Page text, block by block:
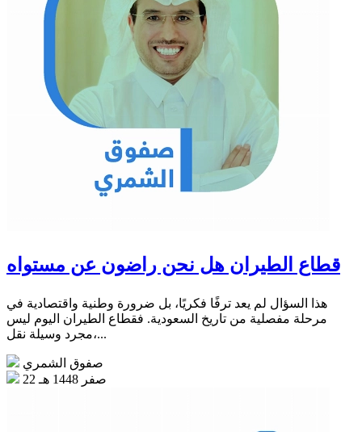
قطاع الطيران هل نحن راضون عن مستواه
هذا السؤال لم يعد ترفًا فكريًا، بل ضرورة وطنية واقتصادية في
مرحلة مفصلية من تاريخ السعودية. فقطاع الطيران اليوم ليس
مجرد وسيلة نقل،...
صفوق الشمري
22 صفر 1448 هـ